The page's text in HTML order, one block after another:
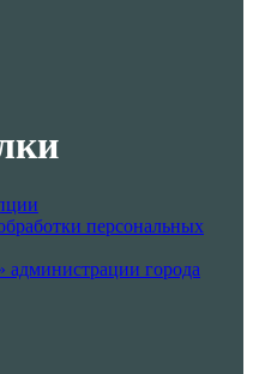
персональных
администрации города